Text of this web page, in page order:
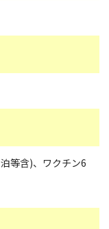
等含)、ワクチン6